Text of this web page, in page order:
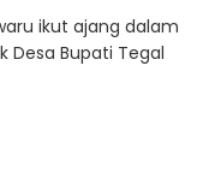
ikut ajang dalam
Desa Bupati Tegal